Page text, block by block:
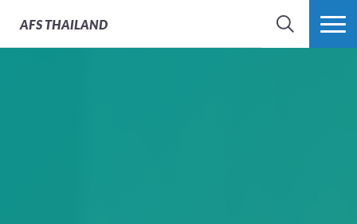
AFSTHAILAND
SEARCH MORE